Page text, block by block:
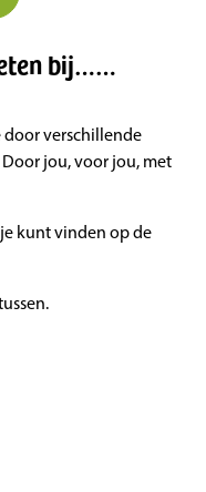
bij……
verschillende
jou, voor jou, met
kunt vinden op de